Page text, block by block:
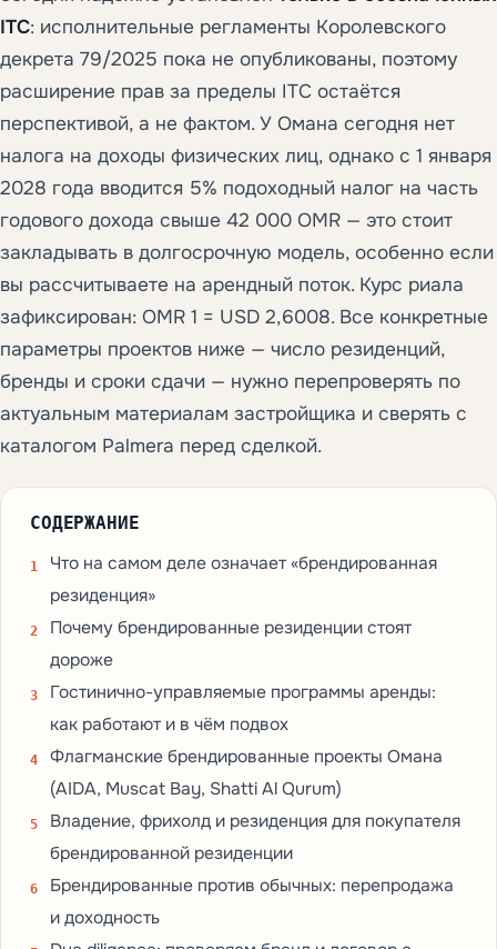
ITC: исполнительные регламенты Королевского
декрета 79/2025 пока не опубликованы, поэтому
расширение прав за пределы ITC остаётся
перспективой, а не фактом. У Омана сегодня нет
налога на доходы физических лиц, однако с 1 января
2028 года вводится 5% подоходный налог на часть
годового дохода свыше 42 000 OMR — это стоит
закладывать в долгосрочную модель, особенно если
вы рассчитываете на арендный поток. Курс риала
зафиксирован: OMR 1 = USD 2,6008. Все конкретные
параметры проектов ниже — число резиденций,
бренды и сроки сдачи — нужно перепроверять по
актуальным материалам застройщика и сверять с
каталогом Palmera перед сделкой.
СОДЕРЖАНИЕ
Что на самом деле означает «брендированная
резиденция»
Почему брендированные резиденции стоят
дороже
Гостинично-управляемые программы аренды:
как работают и в чём подвох
Флагманские брендированные проекты Омана
(AIDA, Muscat Bay, Shatti Al Qurum)
Владение, фрихолд и резиденция для покупателя
брендированной резиденции
Брендированные против обычных: перепродажа
и доходность